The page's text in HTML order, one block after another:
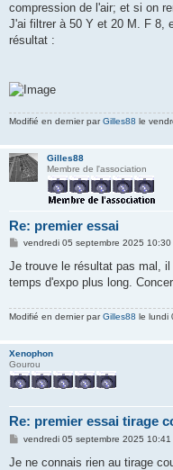
compression de l'air; et si on
J'ai filtrer à 50 Y et 20 M. F 8,
résultat :
Modifié en dernier parGilles88 le
Gilles88
Membre de l'association
Re: premier essai
M
s
a
e
vendredi 05 septembre 2025 10:30
Je trouve le résultat pas mal,
temps d'expo plus long.
Modifié en dernier parGilles88 le lundi
Xenophon
Gourou
Re: premier essai tirage
M
s
vendredi 05 septembre 2025 10:41
Je ne connais rien au tirage